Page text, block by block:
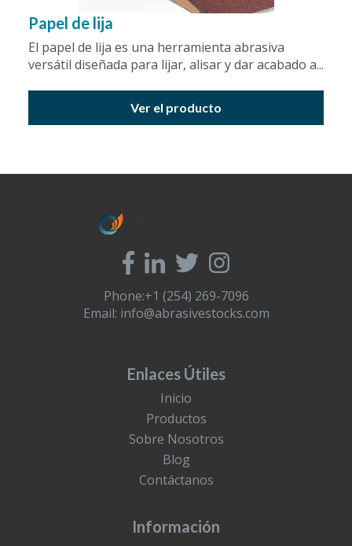
Papel de lija
El papel de lija es una herramienta abrasiva
versátil diseñada para lijar, alisar y dar acabado a...
Ver el producto
Phone:+1 (254) 269-7096
Email: info@abrasivestocks.com
Enlaces Útiles
Inicio
Productos
Sobre Nosotros
Blog
Contáctanos
Información